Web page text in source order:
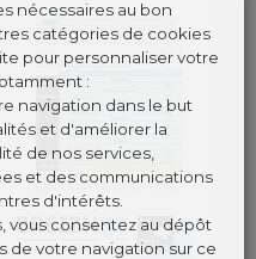
nécessaires au bon
catégories de cookies
pour personnaliser votre
:
navigation dans le but
et d'améliorer la
de nos services,
et des communications
d'intérêts.
vous consentez au dépôt
de votre navigation sur ce